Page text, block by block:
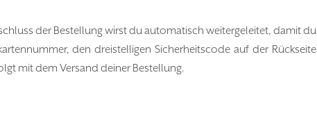
der Bestellung wirst du automatisch weitergeleitet, damit du
den dreistelligen Sicherheitscode auf der Rückseite
mit dem Versand deiner Bestellung.